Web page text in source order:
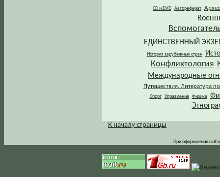
CD и DVD Автореферат
ЕДИНСТВЕННЫЙ
История зарубежных стран
Конфликтология
Международные
Путешествия. Литература
Спорт Управление Физика
.
К началу страницы
При оформлении